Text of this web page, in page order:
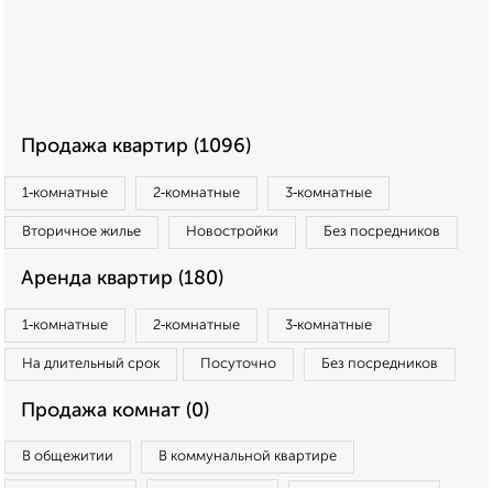
Продажа квартир (1096)
1‑комнатные 2‑комнатные 3‑комнатные
Вторичное жилье Новостройки Без посредников
Аренда квартир (180)
1‑комнатные 2‑комнатные 3‑комнатные
На длительный срок Посуточно Без посредников
Продажа комнат (0)
В общежитии В коммунальной квартире